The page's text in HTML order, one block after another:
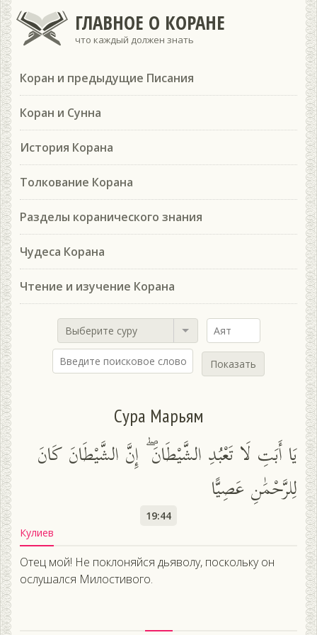
ГЛАВНОЕ О КОРАНЕ
что каждый должен знать
Коран и предыдущие Писания
Коран и Сунна
История Корана
Толкование Корана
Разделы коранического знания
Чудеса Корана
Чтение и изучение Корана
Выберите суру
Показать
Сура Марьям
يَا أَبَتِ لَا تَعْبُدِ الشَّيْطَانَ ۖ إِنَّ الشَّيْطَانَ كَانَ
لِلرَّحْمَٰنِ عَصِيًّا
19:44
Кулиев
Отец мой! Не поклоняйся дьяволу, поскольку он
ослушался Милостивого.